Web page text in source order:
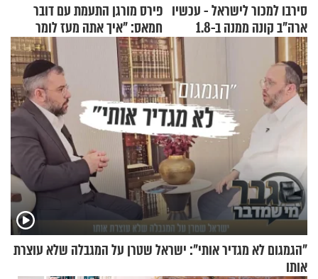
סירבו למכור לישראל - עכשיו
ארה"ב קונה ממנה ב-1.8
מיליארד דולר
פירס מורגן התעמת עם דובר
חמאס: "איך אתה מעז לומר
שלא ביצעתם פשעי מלחמה?!"
"הגמגום לא מגדיר אותי": ישראל שטרן על המגבלה שלא עוצרת
אותו